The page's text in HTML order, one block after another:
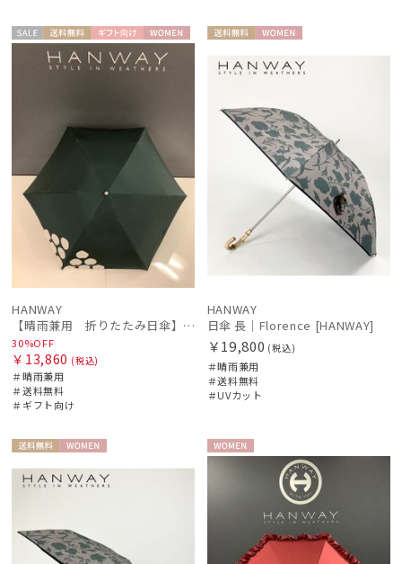
ダックス
estaa
FURLA
フルラ
グレイシー
HANWAY
ハンウェイ
HANWAY（ギフト）
ヘレンカミンスキー
LANVIN en Bleu
MACKINTOSH PHILOSOPHY
マッキントッシュ フィロソフィー
マジカルテック
セー 送料無
料
ギフト
向け
WOME
N
HANWAY
【晴雨兼用 折りたたみ日傘】ハンウェイ（ＨＡＮＷＡＹ）Angela（アンジェラ）
30%OFF
￥13,860 (税込)
＃晴雨兼用
＃送料無料
＃ギフト向け
料
N
HANWAY
日傘 長｜Florence [HANWAY]
￥19,800 (税込)
＃晴雨兼用
＃送料無料
＃UVカット
料
N
WOME